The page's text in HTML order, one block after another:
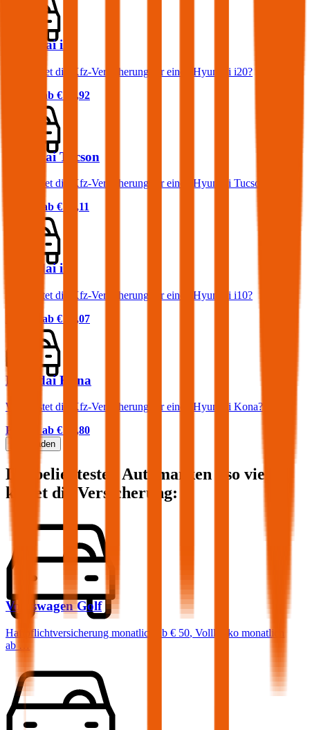
Hyundai i20
Was kostet die Kfz-Versicherung für einen Hyundai i20?
Prämie ab € 34,92
Hyundai Tucson
Was kostet die Kfz-Versicherung für einen Hyundai Tucson?
Prämie ab € 61,11
Hyundai i10
Was kostet die Kfz-Versicherung für einen Hyundai i10?
Prämie ab € 31,07
Hyundai Kona
Was kostet die Kfz-Versicherung für einen Hyundai Kona?
Prämie ab € 24,80
Mehr laden
Die beliebtesten Automarken - so viel
kostet die Versicherung:
Volkswagen Golf
Haftpflichtversicherung monatlich ab € 50, Vollkasko monatlich
ab …